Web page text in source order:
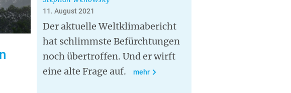
11. August 2021
Der aktuelle Weltklimabericht
hat schlimmste Befürchtungen
noch übertroffen. Und er wirft
eine alte Frage auf.
mehr